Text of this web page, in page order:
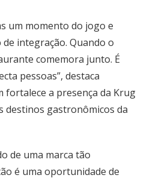
um momento do jogo e
integração. Quando o
comemora junto. É
pessoas”, destaca
fortalece a presença da Krug
destinos gastronômicos da
de uma marca tão
é uma oportunidade de